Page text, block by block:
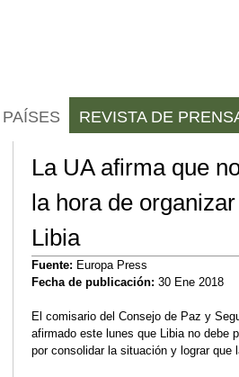
La UA afirma que
la hora de
Libia
Fuente: Europa Press
Fecha de publicación: 30 Ene 2018
El comisario del Consejo de Paz y
afirmado este lunes que Libia no debe
por consolidar la situación y lograr
PAÍSES REVISTA DE